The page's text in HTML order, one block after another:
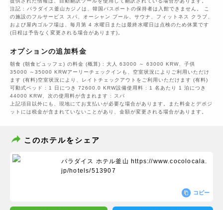
注記 : パラダイス釜山カジノは、韓国パスポートの保持者は入館できません。 こ
の施設のフルサービス スパ、オーシャン プール、サウナ、フィットネス クラブ、
および屋内ゴルフ場は、毎月第 4 水曜日または最終水曜日は点検のため休業です
(日程は予告なく変更される場合があります)。
オプションの追加料金
朝食 (朝食ビュッフェ) の料金 (概算) : 大人 63000 ～ 63000 KRW、子供
35000 ～35000 KRWアーリーチェックインも、空室状況によりご利用いただけ
ます (有料)空室状況により、レイトチェックアウトをご利用いただけます (有料)
可動式ベッド : 1 日につき 72600.0 KRW設備使用料 : 1 名あたり 1 泊につき
44000 KRW、次の使用料が含まれます : スパ
上記項目以外にも、現地にてお支払いが必要な場合があります。また料金とデポジ
ットには税金が含まれていないことがあり、金額が変更される場合があります。
このホテルをシェア
パラダイス ホテル釜山 https://www.cocolocala.
jp/hotels/513907
コピー